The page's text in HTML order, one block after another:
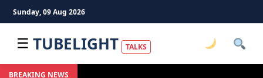
Sunday, 09 Aug 2026
☰ TUBELIGHT TALKS
BREAKING NEWS